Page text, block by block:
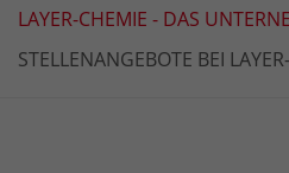
LAYER-CHEMIE - DAS
STELLENANGEBOTE BEI